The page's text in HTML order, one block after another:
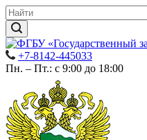
+7-8142-445033
Пн. – Пт.: с 9:00 до 18:00